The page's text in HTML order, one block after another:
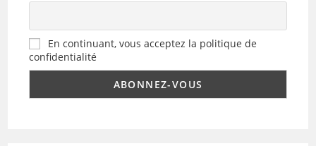
En continuant, vous acceptez la politique de
confidentialité